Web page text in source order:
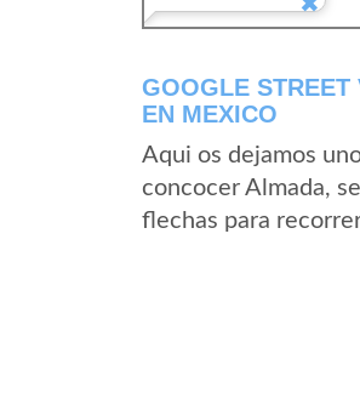
GOOGLE
EN MEXICO
Aqui os dejamos
concocer Almada,
flechas para